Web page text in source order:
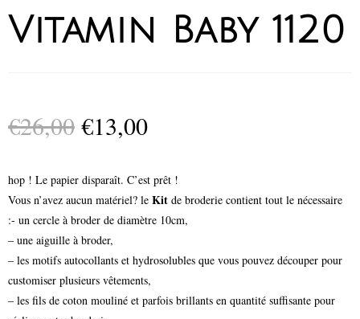
Vitamin Baby 1120
€26,00 €13,00
hop ! Le papier disparaît. C’est prêt !
Vous n’avez aucun matériel? le Kit de broderie contient tout le nécessaire
:- un cercle à broder de diamètre 10cm,
– une aiguille à broder,
– les motifs autocollants et hydrosolubles que vous pouvez découper pour
customiser plusieurs vêtements,
– les fils de coton mouliné et parfois brillants en quantité suffisante pour